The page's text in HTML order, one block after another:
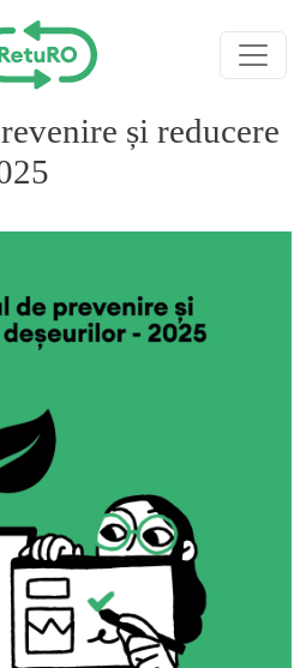
și reducere